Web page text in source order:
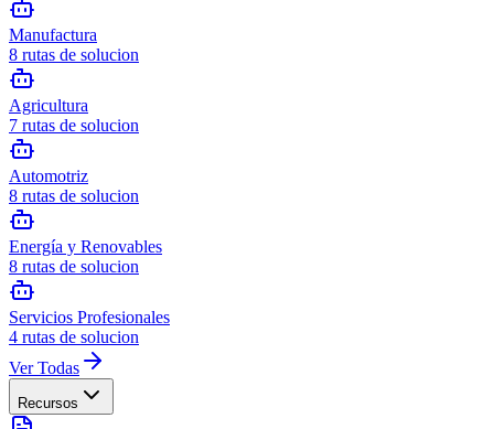
Manufactura
8 rutas de solucion
Agricultura
7 rutas de solucion
Automotriz
8 rutas de solucion
Energía y Renovables
8 rutas de solucion
Servicios Profesionales
4 rutas de solucion
Ver Todas
Recursos